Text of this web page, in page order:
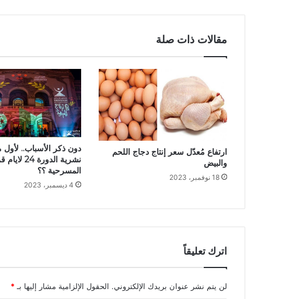
مقالات ذات صلة
ارتفاع مُعدّل سعر إنتاج دجاج اللحم
والبيض
18 نوفمبر، 2023
دون ذكر الأسباب.. لأول
نشرية الدورة
المسرحية ؟؟
4 ديسمبر، 2023
اترك تعليقاً
لن يتم نشر عنوان بريدك الإلكتروني. الحقول الإلزامية مشار إليها بـ *